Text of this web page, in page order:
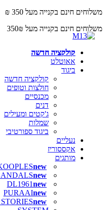
קולקציה חדשה
אאוטלט
ביגוד
קולקציה חדשה
חולצות וטופים
מכנסיים
דנים
ג'קטים ומעילים
שמלות
ביגוד ספורטיבי
נעליים
אקססוריז
מותגים
DL1961
PURAAI
משלוחים חינם בקנייה מעל 350 ₪
משלוחים חינם בקנייה מעל 350₪